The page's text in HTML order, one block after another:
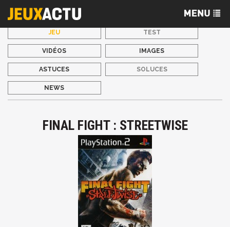
JEU TEST
VIDÉOS IMAGES
ASTUCES SOLUCES
NEWS
FINAL FIGHT : STREETWISE